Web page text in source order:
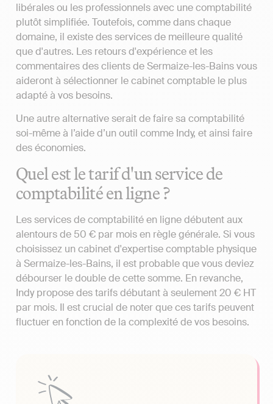
libérales ou les professionnels avec une comptabilité
plutôt simplifiée. Toutefois, comme dans chaque
domaine, il existe des services de meilleure qualité
que d'autres. Les retours d'expérience et les
commentaires des clients de Sermaize-les-Bains vous
aideront à sélectionner le cabinet comptable le plus
adapté à vos besoins.
Une autre alternative serait de faire sa comptabilité
soi-même à l’aide d’un outil comme Indy, et ainsi faire
des économies.
Quel est le tarif d'un service de
comptabilité en ligne ?
Les services de comptabilité en ligne débutent aux
alentours de 50 € par mois en règle générale. Si vous
choisissez un cabinet d'expertise comptable physique
à Sermaize-les-Bains, il est probable que vous deviez
débourser le double de cette somme. En revanche,
Indy propose des tarifs débutant à seulement 20 € HT
par mois. Il est crucial de noter que ces tarifs peuvent
fluctuer en fonction de la complexité de vos besoins.